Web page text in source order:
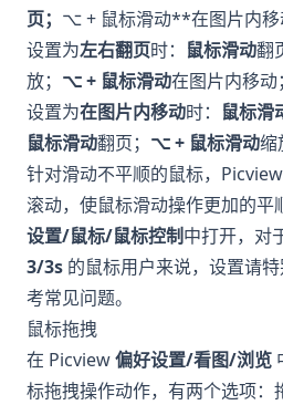
页； ⌥ + 鼠标滑动**在图片内移
设置为左右翻页时： 鼠标滑动翻
放； ⌥ + 鼠标滑动在图片内移动；
设置为在图片内移动时： 鼠标滑
鼠标滑动翻页； ⌥ + 鼠标滑动缩
针对滑动不平顺的鼠标，
滚动，使鼠标滑动操作更加的
设置/鼠标/鼠标控制中打开，对
3/3s 的鼠标用户来说，设置请
考常见问题。
鼠标拖拽
在 Picview偏好设置/看图/浏览
标拖拽操作动作，有两个选项：